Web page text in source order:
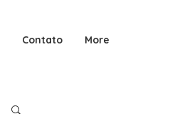
Contato More